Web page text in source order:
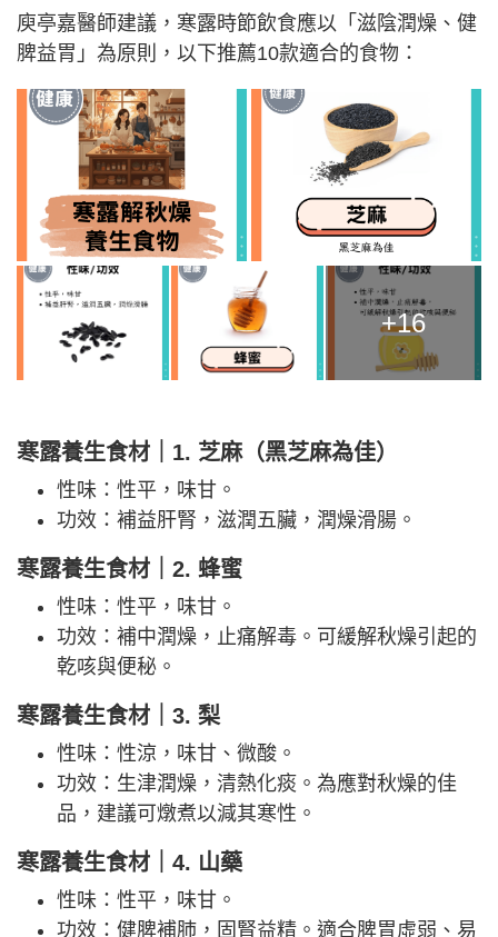
庾亭嘉醫師建議，寒露時節飲食應以「滋陰潤燥、健
脾益胃」為原則，以下推薦10款適合的食物：
+16
寒露養生食材｜1. 芝麻（黑芝麻為佳）
性味：性平，味甘。
功效：補益肝腎，滋潤五臟，潤燥滑腸。
寒露養生食材｜2. 蜂蜜
性味：性平，味甘。
功效：補中潤燥，止痛解毒。可緩解秋燥引起的
乾咳與便秘。
寒露養生食材｜3. 梨
性味：性涼，味甘、微酸。
功效：生津潤燥，清熱化痰。為應對秋燥的佳
品，建議可燉煮以減其寒性。
寒露養生食材｜4. 山藥
性味：性平，味甘。
功效：健脾補肺，固腎益精。適合脾胃虛弱、易